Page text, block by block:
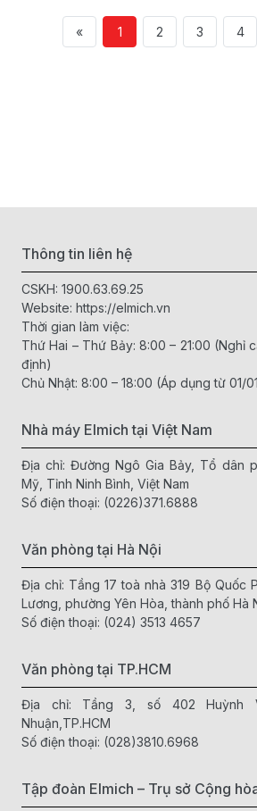
« 1 2 3 4
Thông tin liên hệ
CSKH: 1900.63.69.25
Website: https://elmich.vn
Thời gian làm việc:
Thứ Hai – Thứ Bảy: 8:00 – 21:00 (Nghỉ
định)
Chủ Nhật: 8:00 – 18:00 (Áp dụng từ 01/
Nhà máy Elmich tại Việt Nam
Địa chỉ: Đường Ngô Gia Bảy, Tổ dân
Mỹ, Tỉnh Ninh Bình, Việt Nam
Số điện thoại: (0226)371.6888
Văn phòng tại Hà Nội
Địa chỉ: Tầng 17 toà nhà 319 Bộ Quốc
Lương, phường Yên Hòa, thành phố Hà
Số điện thoại: (024) 3513 4657
Văn phòng tại TP.HCM
Địa chỉ: Tầng 3, số 402 Huỳnh
Nhuận,TP.HCM
Số điện thoại: (028)3810.6968
Tập đoàn Elmich – Trụ sở Cộng